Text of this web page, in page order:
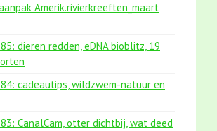
Amerik.rivierkreeften_maart
dieren redden, eDNA bioblitz, 19
cadeautips, wildzwem-natuur en
CanalCam, otter dichtbij, wat deed